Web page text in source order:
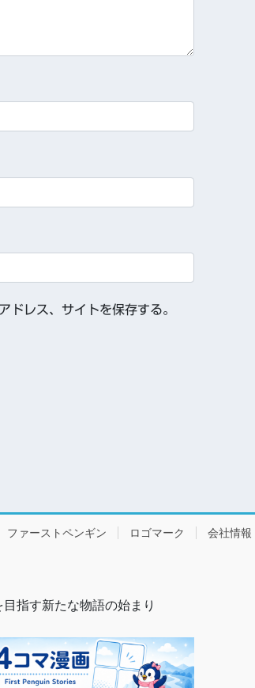
ドレス、サイトを保存する。
ファーストペンギン ロゴマーク 会社情報
目指す新たな物語の始まり